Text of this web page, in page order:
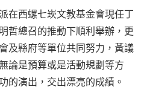
在西螺七崁文教基金會現任丁
哲總召的推動下順利舉辦，更
及縣府等單位共同努力，黃議
論是預算或是活動規劃等方
的演出，交出漂亮的成績。